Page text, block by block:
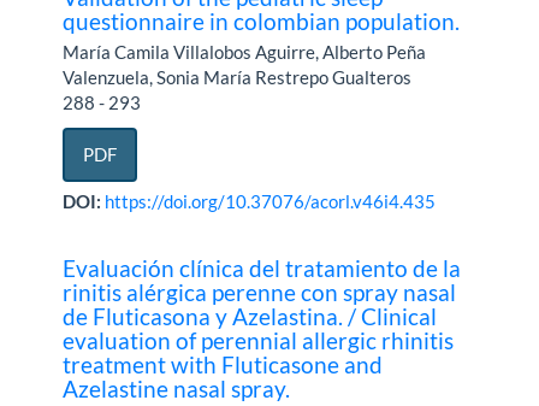
questionnaire in colombian population.
María Camila Villalobos Aguirre, Alberto Peña
Valenzuela, Sonia María Restrepo Gualteros
288 - 293
PDF
DOI: https://doi.org/10.37076/acorl.v46i4.435
Evaluación clínica del tratamiento de la
rinitis alérgica perenne con spray nasal
de Fluticasona y Azelastina. / Clinical
evaluation of perennial allergic rhinitis
treatment with Fluticasone and
Azelastine nasal spray.